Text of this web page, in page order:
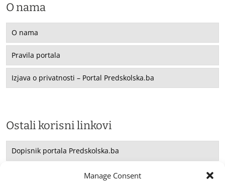
Manage Consent
O nama
O nama
Pravila portala
Izjava o privatnosti – Portal Predskolska.ba
Ostali korisni linkovi
Dopisnik portala Predskolska.ba
Saradnja sa UNICEF -om